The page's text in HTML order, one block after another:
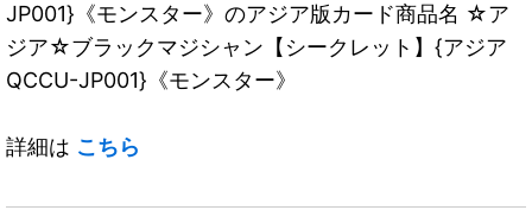
JP001}《モンスター》のアジア版カード商品名 ☆ア
ジア☆ブラックマジシャン【シークレット】{アジア
QCCU-JP001}《モンスター》
詳細は こちら